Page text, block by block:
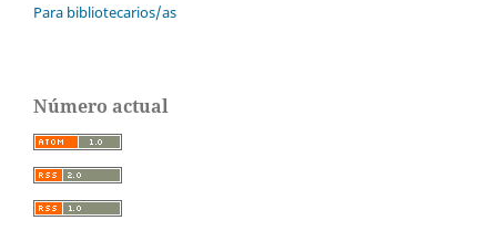
Para bibliotecarios/as
Número actual